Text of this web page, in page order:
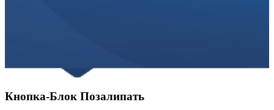
Кнопка-Блок Позалипать